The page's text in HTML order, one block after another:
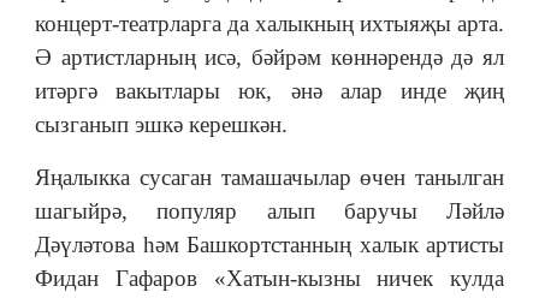
концерт-театрларга да халыкның ихтыяҗы арта.
Ә артистларның исә, бәйрәм көннәрендә дә ял
итәргә вакытлары юк, әнә алар инде җиң
сызганып эшкә керешкән.
Яңалыкка сусаган тамашачылар өчен танылган
шагыйрә, популяр алып баручы Ләйлә
Дәүләтова һәм Башкортстанның халык артисты
Фидан Гафаров «Хатын-кызны ничек кулда